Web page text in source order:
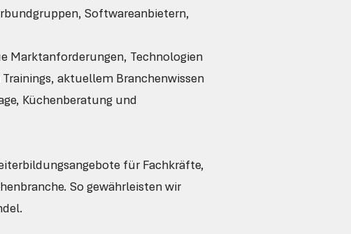
Softwareanbietern,
Marktanforderungen, Technologien
aktuellem Branchenwissen
Küchenberatung und
für Fachkräfte,
So gewährleisten wir